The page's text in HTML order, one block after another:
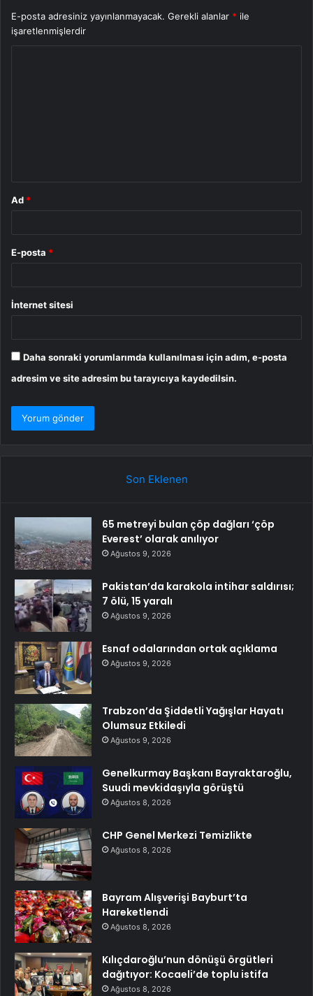
E-posta adresiniz yayınlanmayacak. Gerekli alanlar * ile
işaretlenmişlerdir
Ad *
E-posta *
İnternet sitesi
Daha sonraki yorumlarımda kullanılması için adım, e-posta
adresim ve site adresim bu tarayıcıya kaydedilsin.
Son Eklenen
65 metreyi bulan çöp dağları ‘çöp
Everest’ olarak anılıyor
Ağustos 9, 2026
Pakistan’da karakola intihar saldırısı;
7 ölü, 15 yaralı
Ağustos 9, 2026
Esnaf odalarından ortak açıklama
Ağustos 9, 2026
Trabzon’da Şiddetli Yağışlar Hayatı
Olumsuz Etkiledi
Ağustos 9, 2026
Genelkurmay Başkanı Bayraktaroğlu,
Suudi mevkidaşıyla görüştü
Ağustos 8, 2026
CHP Genel Merkezi Temizlikte
Ağustos 8, 2026
Bayram Alışverişi Bayburt’ta
Hareketlendi
Ağustos 8, 2026
Kılıçdaroğlu’nun dönüşü örgütleri
dağıtıyor: Kocaeli’de toplu istifa
Ağustos 8, 2026